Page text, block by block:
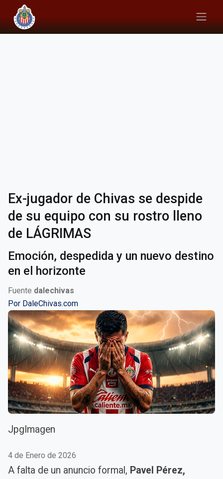
Ex-jugador de Chivas se despide
de su equipo con su rostro lleno
de LÁGRIMAS
Emoción, despedida y un nuevo destino
en el horizonte
Fuente dalechivas
Por DaleChivas.com
JpgImagen
4 de Enero de 2026
A falta de un anuncio formal, Pavel Pérez,